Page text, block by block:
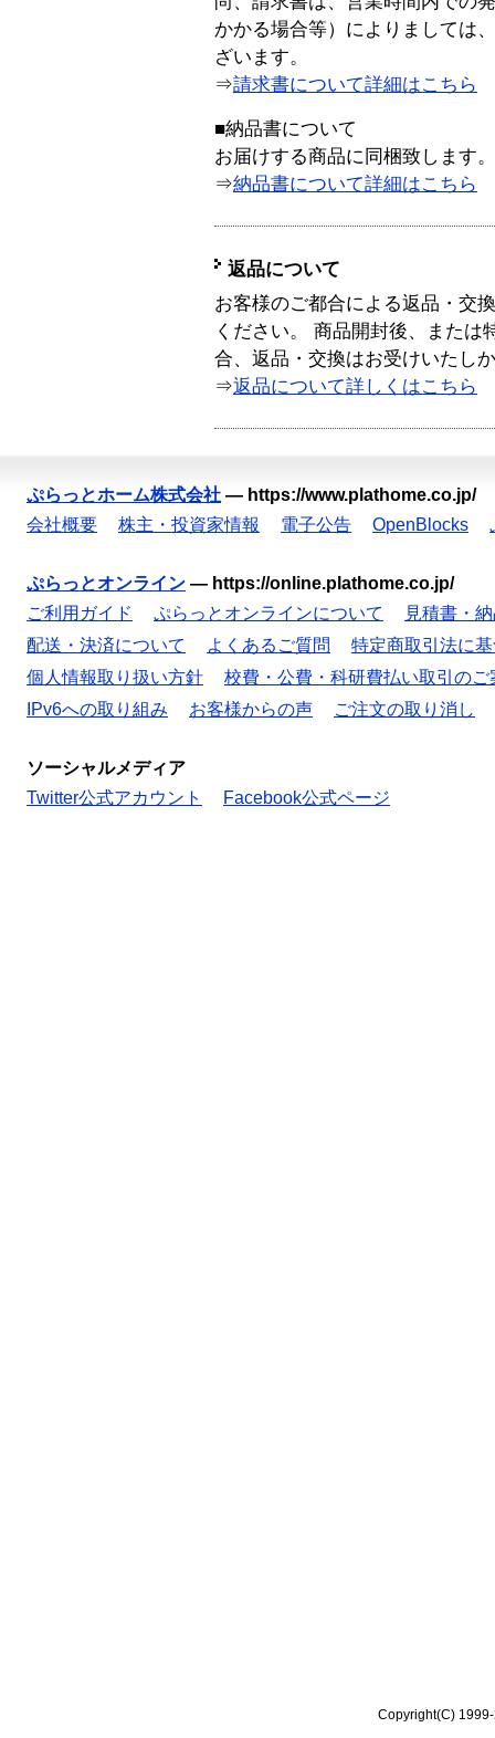
かかる場合等）によりましては
ざいます。
⇒請求書について詳細はこちら
■納品書について
お届けする商品に同梱致します。
⇒納品書について詳細はこちら
返品について
お客様のご都合による返品・交
ください。 商品開封後、または
合、返品・交換はお受けいたし
⇒返品について詳しくはこちら
ぷらっとホーム株式会社 — https://www.plathome.co.jp/
会社概要
株主・投資家情報 電子公告 OpenBlocks
ぷらっとオンライン — https://online.plathome.co.jp/
ご利用ガイド
ぷらっとオンラインについて
見積書・
配送・決済について
よくあるご質問
特定商取引法に
個人情報取り扱い方針
校費・公費・科研費払い取引のご
IPv6への取り組み
お客様からの声 ご注文の取り消し
ソーシャルメディア
Twitter公式アカウント
Facebook公式ページ
Copyright(C)